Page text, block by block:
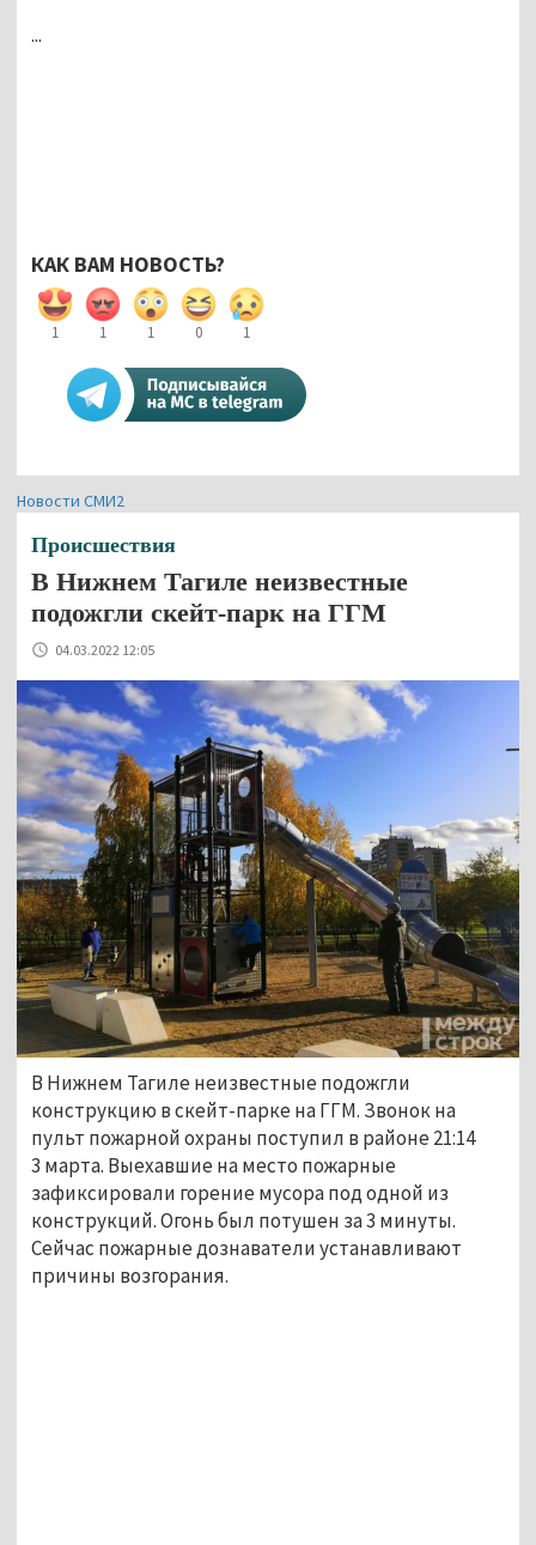
...
КАК ВАМ НОВОСТЬ?
1 1 1 0 1
Новости СМИ2
Происшествия
В Нижнем Тагиле неизвестные
подожгли скейт-парк на ГГМ
04.03.2022 12:05
В Нижнем Тагиле неизвестные подожгли
конструкцию в скейт-парке на ГГМ. Звонок на
пульт пожарной охраны поступил в районе 21:14
3 марта. Выехавшие на место пожарные
зафиксировали горение мусора под одной из
конструкций. Огонь был потушен за 3 минуты.
Сейчас пожарные дознаватели устанавливают
причины возгорания.